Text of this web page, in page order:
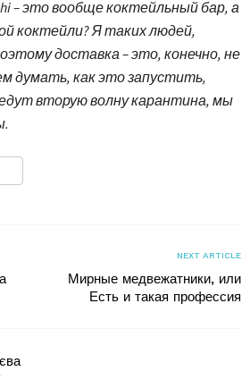
– это вообще коктейльный бар, а
коктейли? Я таких людей,
доставка – это, конечно, не
думать, как это запустить,
вторую волну карантина, мы
NEXT ARTICLE
Мирные медвежатники, или
Есть и такая профессия